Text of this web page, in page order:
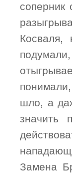
соперник
Косваля,
шло, а
значить
Замена